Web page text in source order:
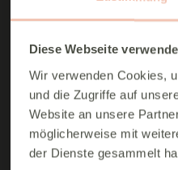
Diese Webseite
Wir verwenden Cookies,
und die Zugriffe auf
Website an unsere
möglicherweise mit
der Dienste gesammelt